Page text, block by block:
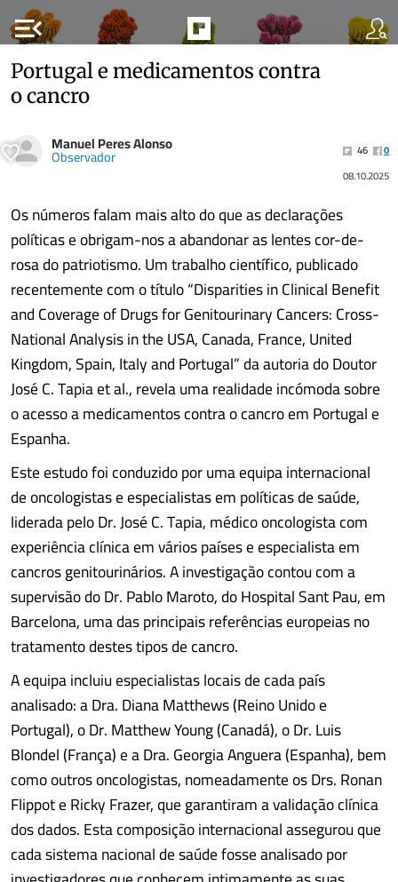
menu_open
Portugal e medicamentos contra
o cancro
Manuel Peres Alonso
Observador 46
0
08.10.2025
Os números falam mais alto do que as declarações
políticas e obrigam-nos a abandonar as lentes cor-de-
rosa do patriotismo. Um trabalho científico, publicado
recentemente com o título “Disparities in Clinical Benefit
and Coverage of Drugs for Genitourinary Cancers: Cross-
National Analysis in the USA, Canada, France, United
Kingdom, Spain, Italy and Portugal” da autoria do Doutor
José C. Tapia et al., revela uma realidade incómoda sobre
o acesso a medicamentos contra o cancro em Portugal e
Espanha.
Este estudo foi conduzido por uma equipa internacional
de oncologistas e especialistas em políticas de saúde,
liderada pelo Dr. José C. Tapia, médico oncologista com
experiência clínica em vários países e especialista em
cancros genitourinários. A investigação contou com a
supervisão do Dr. Pablo Maroto, do Hospital Sant Pau, em
Barcelona, uma das principais referências europeias no
tratamento destes tipos de cancro.
A equipa incluiu especialistas locais de cada país
analisado: a Dra. Diana Matthews (Reino Unido e
Portugal), o Dr. Matthew Young (Canadá), o Dr. Luis
Blondel (França) e a Dra. Georgia Anguera (Espanha), bem
como outros oncologistas, nomeadamente os Drs. Ronan
Flippot e Ricky Frazer, que garantiram a validação clínica
dos dados. Esta composição internacional assegurou que
cada sistema nacional de saúde fosse analisado por